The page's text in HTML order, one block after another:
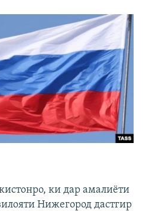
ки дар амалиёти
Нижегород дастгир